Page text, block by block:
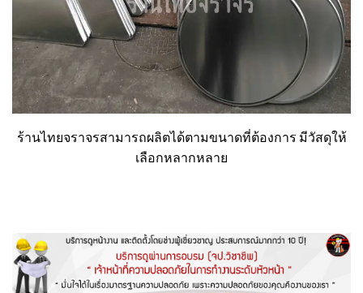
ร้านไทยจราจรสามารถผลิตได้ตามขนาดที่ต้องการ มีวัสดุให้
เลือกหลากหลาย